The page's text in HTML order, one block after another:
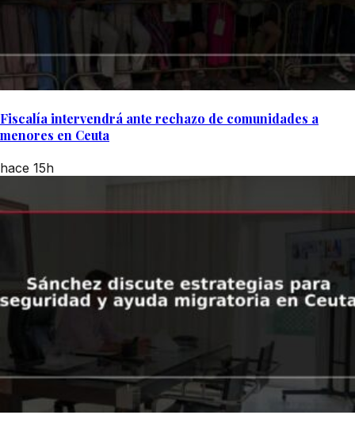
Fiscalía intervendrá ante rechazo de comunidades a
menores en Ceuta
hace 15h